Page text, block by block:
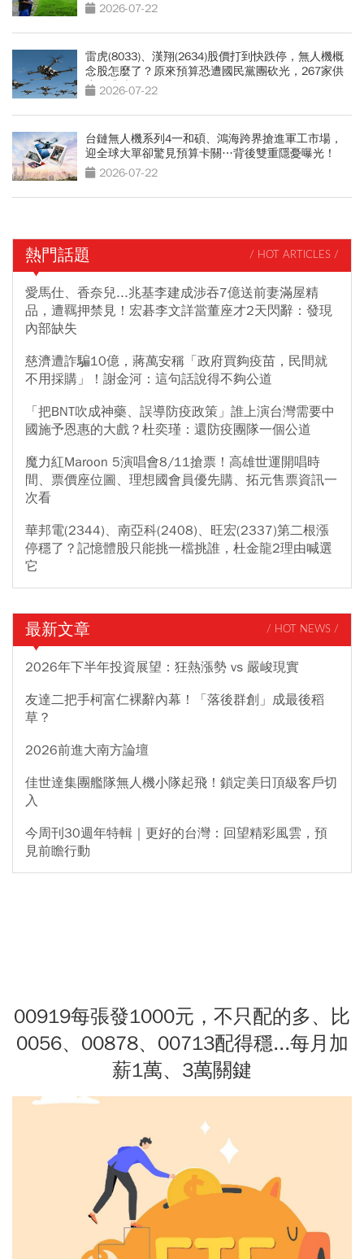
2026-07-22
雷虎(8033)、漢翔(2634)股價打到快跌停，無人機概
念股怎麼了？原來預算恐遭國民黨團砍光，267家供
應鏈遭殃
2026-07-22
台鏈無人機系列4一和碩、鴻海跨界搶進軍工市場，
迎全球大單卻驚見預算卡關…背後雙重隱憂曝光！
2026-07-22
熱門話題 / HOT ARTICLES /
愛馬仕、香奈兒...兆基李建成涉吞7億送前妻滿屋精
品，遭羈押禁見！宏碁李文詳當董座才2天閃辭：發現
內部缺失
慈濟遭詐騙10億，蔣萬安稱「政府買夠疫苗，民間就
不用採購」！謝金河：這句話說得不夠公道
「把BNT吹成神藥、誤導防疫政策」誰上演台灣需要中
國施予恩惠的大戲？杜奕瑾：還防疫團隊一個公道
魔力紅Maroon 5演唱會8/11搶票！高雄世運開唱時
間、票價座位圖、理想國會員優先購、拓元售票資訊一
次看
華邦電(2344)、南亞科(2408)、旺宏(2337)第二根漲
停穩了？記憶體股只能挑一檔挑誰，杜金龍2理由喊選
它
最新文章 / HOT NEWS /
2026年下半年投資展望：狂熱漲勢 vs 嚴峻現實
友達二把手柯富仁裸辭內幕！「落後群創」成最後稻
草？
2026前進大南方論壇
佳世達集團艦隊無人機小隊起飛！鎖定美日頂級客戶切
入
今周刊30週年特輯｜更好的台灣：回望精彩風雲，預
見前瞻行動
00919每張發1000元，不只配的多、比
0056、00878、00713配得穩...每月加
薪1萬、3萬關鍵